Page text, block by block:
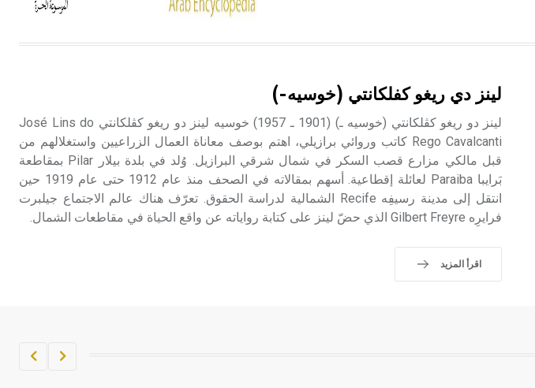
الحجم ويسمى الش
الإنكليزية أب
- هل تعلم أن أبجر Abgar اسم معروف
جيداً يعود إلى عدد من الملوك الذين
حكموا مدينة إديسا (الرها) من أبجر الأول
وحتى التاسع، وهم ينتسبون إلى أسرة
لينز دي ريغو كفلكانتي (خوسيه-)
لينز دو ريغو كڤلكانتي (خوسيه ـ) (1901 ـ 1957) خوسيه لينز دو ريغو كڤلكانتي José Lins do
Rego Cavalcanti كاتب وروائي برازيلي، اهتم بوصف معاناة العمال الزراعيين واستغلالهم من
قبل مالكي مزارع قصب السكر في شمال شرقي البرازيل. وُلد في بلدة بيلار Pilar بمقاطعة
بَرايبا Paraiba لعائلة إقطاعية. أسهم بمقالاته في الصحف منذ عام 1912 حتى عام 1919 حين
انتقل إلى مدينة رسيفِه Recife الشمالية لدراسة الحقوق. تعرّف هناك عالم الاجتماع جيلبرت
فرايرِه Gilbert Freyre الذي حضّ لينز على كتابة رواياته عن واقع الحياة في مقاطعات الشمال.
اقرأ المزيد